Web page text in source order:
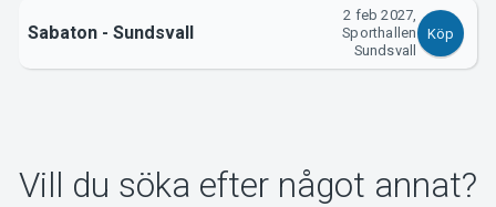
Sabaton - Sundsvall
2 feb 2027,
Sporthallen
Sundsvall
Köp
Vill du söka efter något annat?